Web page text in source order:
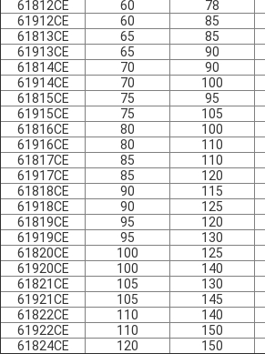
61812CE
60 78
61912CE
60 85
61813CE
65 85
61913CE
65 90
61814CE
70 90
61914CE
70 100
61815CE
75 95
61915CE
75 105
61816CE
80 100
61916CE
80 110
61817CE
85 110
61917CE
85 120
61818CE
90 115
61918CE
90 125
61819CE
95 120
61919CE
95 130
61820CE
100 125
61920CE
100 140
61821CE
105 130
61921CE
105 145
61822CE
110 140
61922CE
110 150
61824CE
120 150